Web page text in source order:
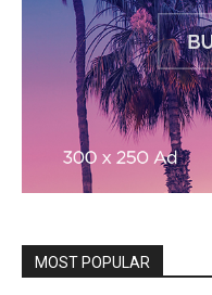
MOST POPULAR